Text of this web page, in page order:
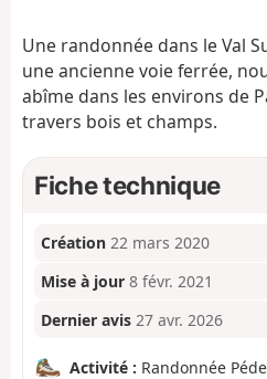
Une randonnée dans le Val
une ancienne voie ferrée,
abîme dans les environs de
travers bois et champs.
Fiche technique
Création 22 mars 2020
Mise à jour 8 févr. 2021
Dernier avis 27 avr. 2026
Activité : Randonnée